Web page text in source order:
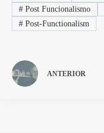
#Post Funcionalismo
#Post-Functionalism
ANTERIOR